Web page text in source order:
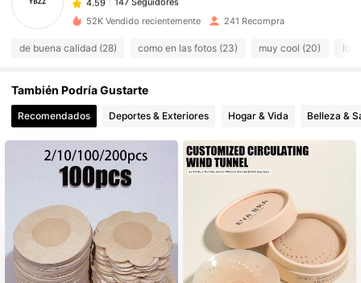
d***rseguidoHace 1 día
4.59
147 Seguidores
4.59 147 Seguidores
4.59 147 Seguidores
4.59 147 Seguidores
147 Seguidores
52K Vendido recientemente 241 Recompra
de buena calidad (28) como en las fotos (23) muy cool (20) lo
También Podría Gustarte
Recomendados Deportes & Exteriores Hogar & Vida Belleza &